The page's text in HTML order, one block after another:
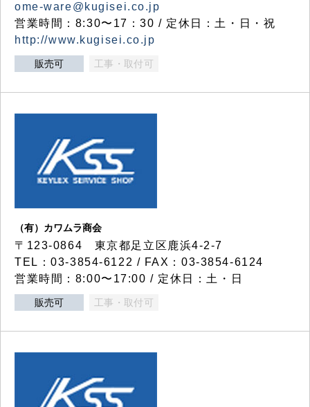
ome-ware@kugisei.co.jp
営業時間：8:30〜17：30 / 定休日：土・日・祝
http://www.kugisei.co.jp
販売可 工事・取付可
（有）カワムラ商会
〒123-0864 東京都足立区鹿浜4-2-7
TEL：03-3854-6122 / FAX：03-3854-6124
営業時間：8:00〜17:00 / 定休日：土・日
販売可 工事・取付可